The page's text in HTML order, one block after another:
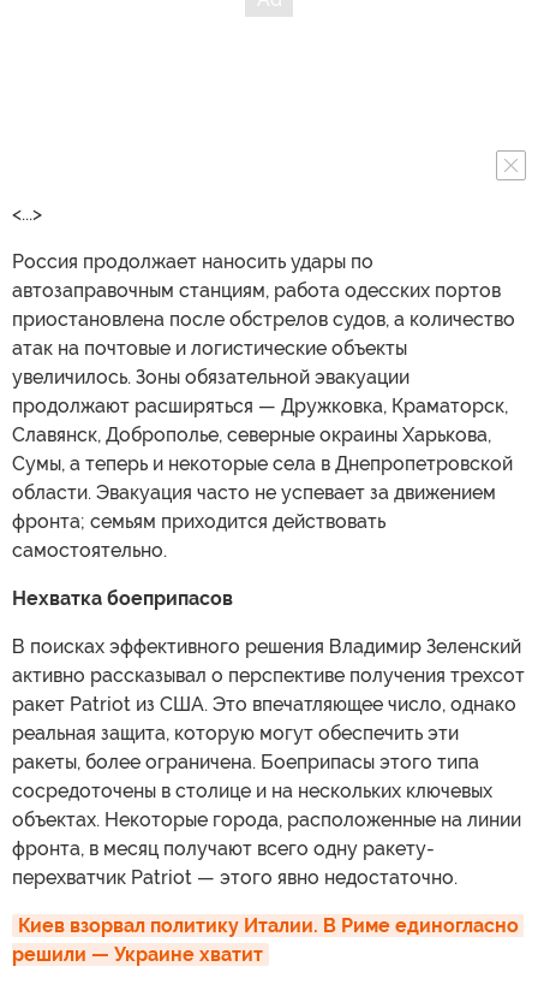
<...>
Россия продолжает наносить удары по
автозаправочным станциям, работа одесских портов
приостановлена после обстрелов судов, а количество
атак на почтовые и логистические объекты
увеличилось. Зоны обязательной эвакуации
продолжают расширяться — Дружковка, Краматорск,
Славянск, Доброполье, северные окраины Харькова,
Сумы, а теперь и некоторые села в Днепропетровской
области. Эвакуация часто не успевает за движением
фронта; семьям приходится действовать
самостоятельно.
Нехватка боеприпасов
В поисках эффективного решения Владимир Зеленский
активно рассказывал о перспективе получения трехсот
ракет Patriot из США. Это впечатляющее число, однако
реальная защита, которую могут обеспечить эти
ракеты, более ограничена. Боеприпасы этого типа
сосредоточены в столице и на нескольких ключевых
объектах. Некоторые города, расположенные на линии
фронта, в месяц получают всего одну ракету-
перехватчик Patriot — этого явно недостаточно.
Киев взорвал политику Италии. В Риме единогласно
решили — Украине хватит